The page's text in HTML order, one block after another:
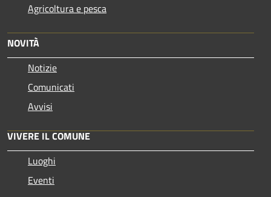
Agricoltura e pesca
NOVITÀ
Notizie
Comunicati
Avvisi
VIVERE IL COMUNE
Luoghi
Eventi